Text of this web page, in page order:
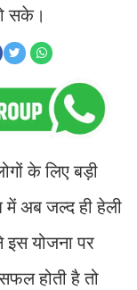
सके।
के लिए बड़ी
अब जल्द ही हेली
योजना पर
होती है तो